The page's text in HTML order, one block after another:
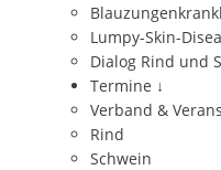
Lumpy-Skin-
Dialog Rind und
Termine ↓
Verband &
Rind
Schwein